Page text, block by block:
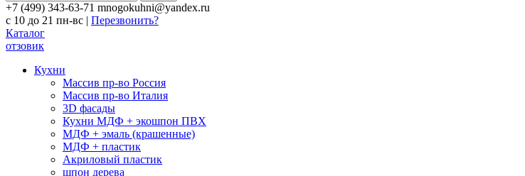
+7 (499) 343-63-71 mnogokuhni@yandex.ru
c 10 до 21 пн-вс | Перезвонить?
Каталог
отзовик
Кухни
Массив пр-во Россия
Массив пр-во Италия
3D фасады
Кухни МДФ + экошпон ПВХ
МДФ + эмаль (крашенные)
МДФ + пластик
Акриловый пластик
шпон дерева